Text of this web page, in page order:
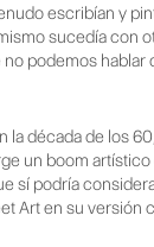
escribían y
sucedía con
podemos hablar
la década de los
un boom
sí podría
Art en su versión